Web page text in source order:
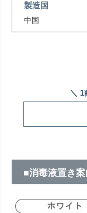
製造国
中国
■消毒液置き